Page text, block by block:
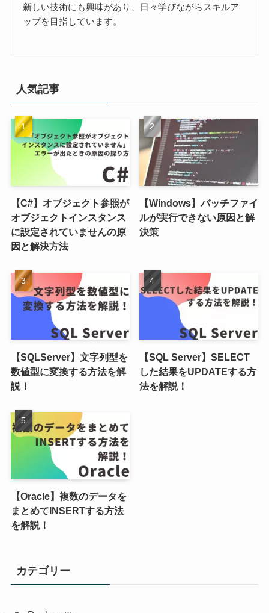
新しい技術にも興味があり、日々学びながらスキルア
ップを目指しています。
人気記事
【C#】オブジェクト参照が
オブジェクトインスタンス
に設定されていませんの原
因と解決方法
【Windows】バッチファイ
ルが実行できない原因と解
決策
【SQLServer】文字列型を
数値型に変換する方法を解
説！
【SQL Server】SELECT
した結果をUPDATEする方
法を解説！
【Oracle】複数のデータを
まとめてINSERTする方法
を解説！
カテゴリー